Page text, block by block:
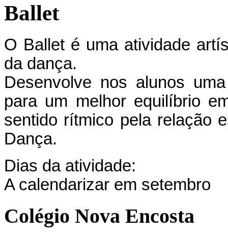
Ballet
O Ballet é uma atividade
da dança.
Desenvolve nos alunos
para um melhor equilíbrio
sentido rítmico pela relação
Dança.
Dias da atividade:
A calendarizar em setembro
Colégio Nova Encosta